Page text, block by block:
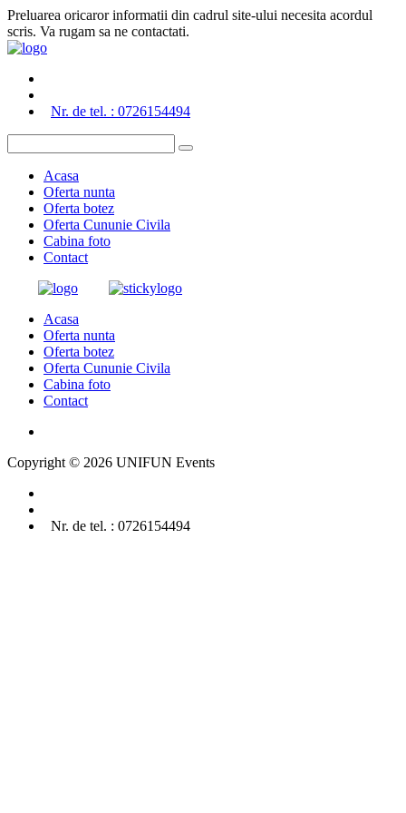
Preluarea oricaror informatii din cadrul site-ului necesita acordul
scris. Va rugam sa ne contactati.
Nr. de tel. : 0726154494
Acasa
Oferta nunta
Oferta botez
Oferta Cununie Civila
Cabina foto
Contact
Acasa
Oferta nunta
Oferta botez
Oferta Cununie Civila
Cabina foto
Contact
Copyright © 2026 UNIFUN Events
Nr. de tel. : 0726154494